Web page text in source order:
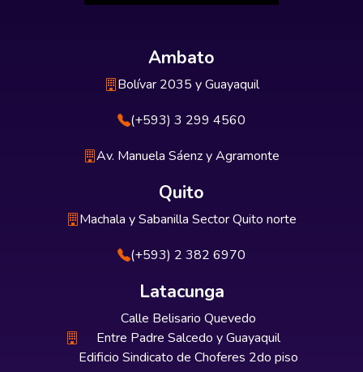
Ambato
Bolívar 2035 y Guayaquil
(+593) 3 299 4560
Av. Manuela Sáenz y Agramonte
Quito
Machala y Sabanilla Sector Quito norte
(+593) 2 382 6970
Latacunga
Calle Belisario Quevedo
Entre Padre Salcedo y Guayaquil
Edificio Sindicato de Choferes 2do piso